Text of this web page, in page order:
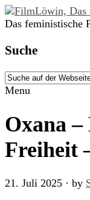
Das feministische
Suche
Menu
Oxana
Freiheit
21. Juli 2025 · by